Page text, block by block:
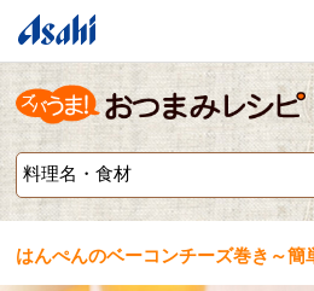
はんぺんのベーコンチーズ巻き～簡